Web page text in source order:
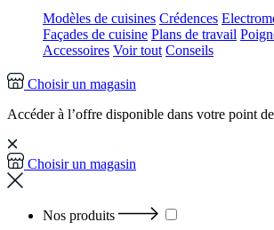
Modèles de cuisines Crédences
Façades de cuisine Plans de travail
Accessoires Voir tout Conseils
Choisir un magasin
Accéder à l’offre disponible dans votre point
Choisir un magasin
Nos produits